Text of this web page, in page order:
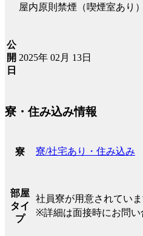
屋内原則禁煙（喫煙室あり）
公
開
日
2025年 02月 13日
寮・住み込み情報
寮 寮/社宅あり・住み込み
部屋
タイ
プ
社員寮が用意されてい
※詳細は面接時にお問い